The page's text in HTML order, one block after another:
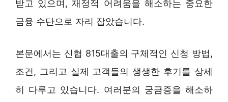
받고 있으며, 재정적 어려움을 해소하는 중요한
금융 수단으로 자리 잡았습니다.
본문에서는 신협 815대출의 구체적인 신청 방법,
조건, 그리고 실제 고객들의 생생한 후기를 상세
히 다루고 있습니다. 여러분의 궁금증을 해소하